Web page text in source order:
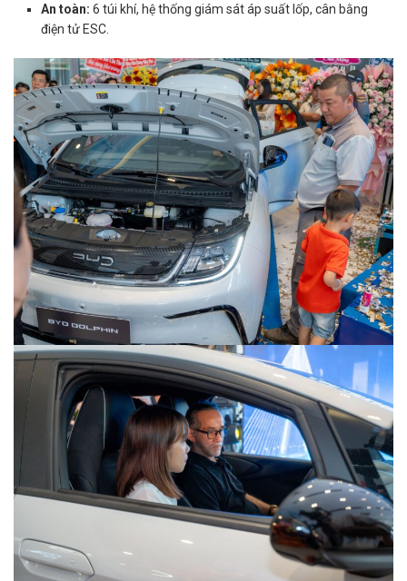
An toàn: 6 túi khí, hệ thống giám sát áp suất lốp, cân bằng
điện tử ESC.